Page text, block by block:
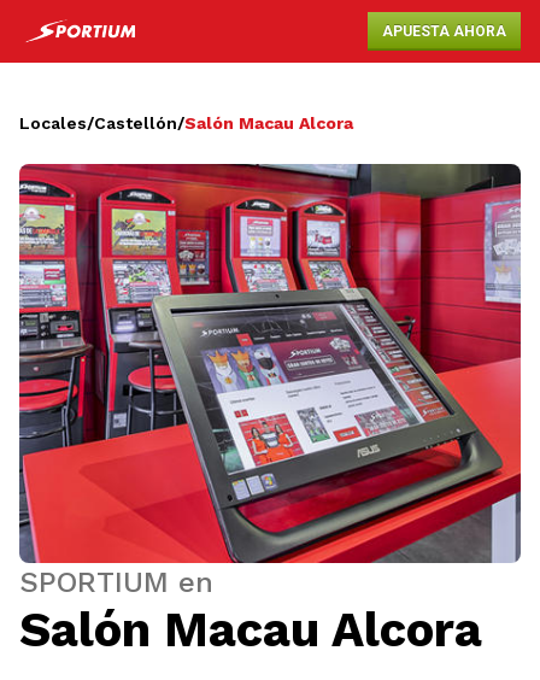
APUESTA AHORA
Locales/Castellón/Salón Macau Alcora
SPORTIUM en
Salón Macau Alcora